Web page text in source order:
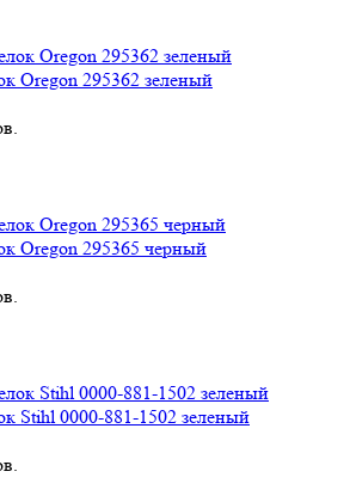
Oregon 295362 зеленый
Oregon 295365 черный
Stihl 0000-881-1502 зеленый